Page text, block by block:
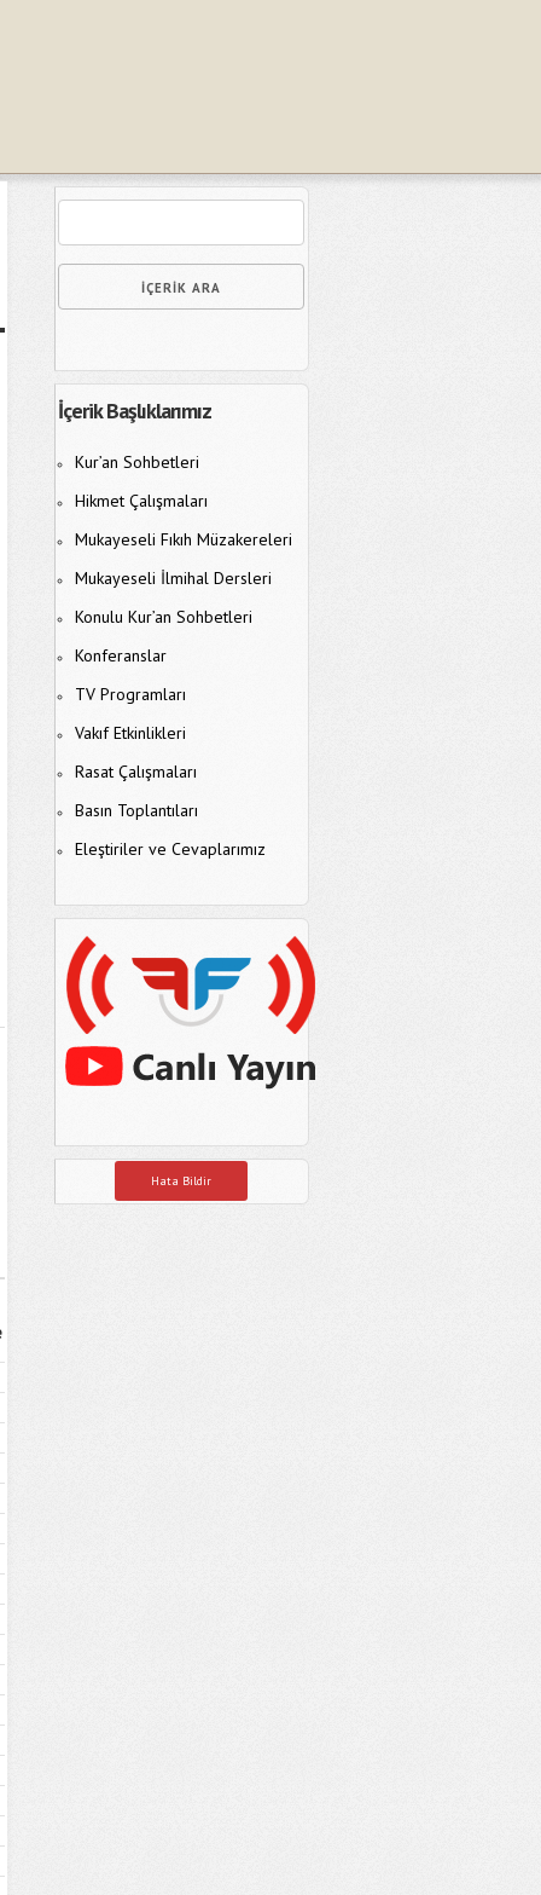
İçerik Başlıklarımız
Kur’an Sohbetleri
Hikmet Çalışmaları
Mukayeseli Fıkıh Müzakereleri
Mukayeseli İlmihal Dersleri
Konulu Kur’an Sohbetleri
Konferanslar
TV Programları
Vakıf Etkinlikleri
Rasat Çalışmaları
Basın Toplantıları
Eleştiriler ve Cevaplarımız
Hata Bildir